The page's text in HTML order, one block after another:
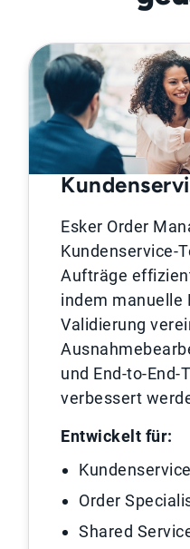
Esker Order
Kundenservice-
Aufträge
indem manuelle
Validierung
und End-to-End-
verbessert
Entwickelt für:
Order
Shared